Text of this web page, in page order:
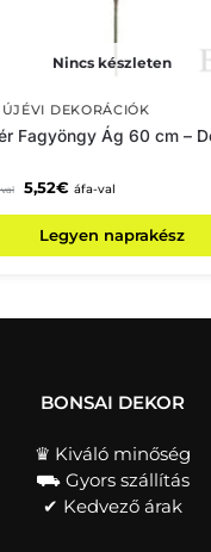
Nincs készleten
DEKORÁCIÓK
Fagyöngy Ág 60 cm –
5,52€ áfa-val
Legyen naprakész
BONSAI DEKOR
♛ Kiváló minőség
⛟ Gyors szállítás
✔︎ Kedvező árak